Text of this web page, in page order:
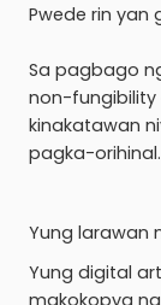
Pwede rin yan
Sa pagbago
non-
kinakatawan
pagka-orihinal.
Yung larawan
Yung digital
makokopya